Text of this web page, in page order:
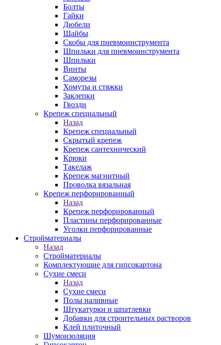
Болты
Гайки
Дюбели
Шайбы
Скобы для пневмоинструмента
Шпильки для пневмоинструмента
Шпильки
Винты
Саморезы
Хомуты и стяжки
Заклепки
Гвозди
Крепеж специальный
Назад
Крепеж специальный
Скрытый крепеж
Крепеж сантехнический
Крюки
Такелаж
Крепеж магнитный
Проволка вязальная
Крепеж перфорированный
Назад
Крепеж перфорированный
Пластины перфорированные
Уголки перфорированные
Стройматериалы
Назад
Стройматериалы
Комплектующие для гипсокартона
Сухие смеси
Назад
Сухие смеси
Полы наливные
Штукатурки и шпатлевки
Добавки для строительных растворов
Клей плиточный
Шумоизоляция